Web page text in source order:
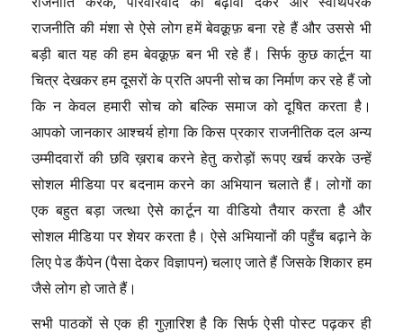
राजनीति की मंशा से ऐसे लोग हमें बेवक़ूफ़ बना रहे हैं और उससे भी
बड़ी बात यह की हम बेवक़ूफ़ बन भी रहे हैं। सिर्फ कुछ कार्टून या
चित्र देखकर हम दूसरों के प्रति अपनी सोच का निर्माण कर रहे हैं जो
कि न केवल हमारी सोच को बल्कि समाज को दूषित करता है।
आपको जानकार आश्चर्य होगा कि किस प्रकार राजनीतिक दल अन्य
उम्मीदवारों की छवि ख़राब करने हेतु करोड़ों रूपए खर्च करके उन्हें
सोशल मीडिया पर बदनाम करने का अभियान चलाते हैं। लोगों का
एक बहुत बड़ा जत्था ऐसे कार्टून या वीडियो तैयार करता है और
सोशल मीडिया पर शेयर करता है। ऐसे अभियानों की पहुँच बढ़ाने के
लिए पेड कैंपेन (पैसा देकर विज्ञापन) चलाए जाते हैं जिसके शिकार हम
जैसे लोग हो जाते हैं।
सभी पाठकों से एक ही गुज़ारिश है कि सिर्फ ऐसी पोस्ट पढ़कर ही